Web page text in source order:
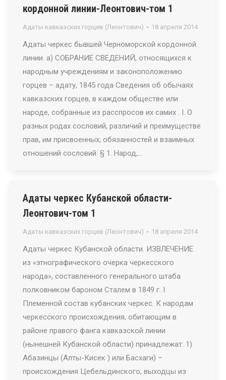
кордонной линии-Леонтович-том 1
Адаты кавказских горцев (Леонтович) 18 апреля 2014
Адаты черкес бывшей Черноморской кордонной
линии. а) СОБРАНИЕ СВЕДЕНИЙ, относящихся к
народным учреждениям и законоположению
горцев – адату, 1845 года Сведения об обычаях
кавказских горцев, в каждом обществе или
народе, собранные из расспросов их самих . I. О
разных родах сословий, различий и преимуществе
прав, им присвоенных; обязанностей и взаимных
отношений сословий. § 1. Народ,…
Адаты черкес Кубанской области-
Леонтович-том 1
Адаты кавказских горцев (Леонтович) 18 апреля 2014
Адаты черкес Кубанской области. ИЗВЛЕЧЕНИЕ
из «этнографического очерка черкесского
народа», составленного генерального штаба
полковником бароном Сталем в 1849 г. I
Племенной состав кубанских черкес. К народам
черкесского происхождения, обитающим в
районе правого фанга кавказской линии
(нынешней Кубанской области) принадлежат: 1)
Абазинцы (Алты-Кисек ) или Басхаги) –
происхождения Цебельдинского, выходцы из